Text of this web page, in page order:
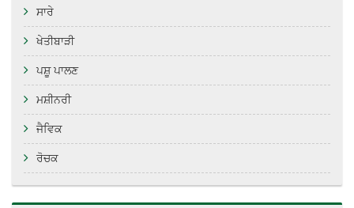
ਸਾਰੇ
ਖੇਤੀਬਾੜੀ
ਪਸ਼ੂ ਪਾਲਣ
ਮਸ਼ੀਨਰੀ
ਜੈਵਿਕ
ਰੋਚਕ